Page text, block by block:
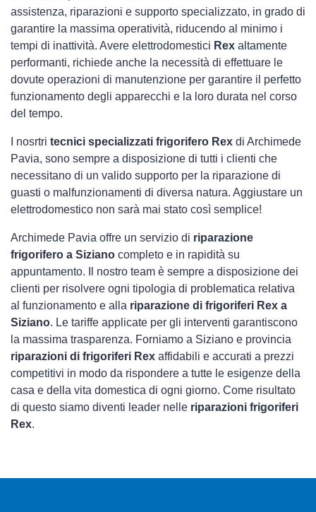
assistenza, riparazioni e supporto specializzato, in grado di
garantire la massima operatività, riducendo al minimo i
tempi di inattività. Avere elettrodomestici Rex altamente
performanti, richiede anche la necessità di effettuare le
dovute operazioni di manutenzione per garantire il perfetto
funzionamento degli apparecchi e la loro durata nel corso
del tempo.
I nosrtri tecnici specializzati frigorifero Rex di Archimede
Pavia, sono sempre a disposizione di tutti i clienti che
necessitano di un valido supporto per la riparazione di
guasti o malfunzionamenti di diversa natura. Aggiustare un
elettrodomestico non sarà mai stato così semplice!
Archimede Pavia offre un servizio di riparazione
frigorifero a Siziano completo e in rapidità su
appuntamento. Il nostro team è sempre a disposizione dei
clienti per risolvere ogni tipologia di problematica relativa
al funzionamento e alla riparazione di frigoriferi Rex a
Siziano. Le tariffe applicate per gli interventi garantiscono
la massima trasparenza. Forniamo a Siziano e provincia
riparazioni di frigoriferi Rex affidabili e accurati a prezzi
competitivi in modo da rispondere a tutte le esigenze della
casa e della vita domestica di ogni giorno. Come risultato
di questo siamo diventi leader nelle riparazioni frigoriferi
Rex.